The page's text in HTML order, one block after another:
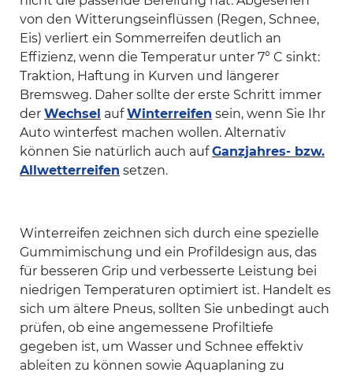
von den Witterungseinflüssen (Regen, Schnee,
Eis) verliert ein Sommerreifen deutlich an
Effizienz, wenn die Temperatur unter 7° C sinkt:
Traktion, Haftung in Kurven und längerer
Bremsweg. Daher sollte der erste Schritt immer
der Wechsel aufWinterreifen sein, wenn Sie Ihr
Auto winterfest machen wollen. Alternativ
können Sie natürlich auch aufGanzjahres- bzw.
Allwetterreifen setzen.
Winterreifen zeichnen sich durch eine spezielle
Gummimischung und ein Profildesign aus, das
für besseren Grip und verbesserte Leistung bei
niedrigen Temperaturen optimiert ist. Handelt es
sich um ältere Pneus, sollten Sie unbedingt auch
prüfen, ob eine angemessene Profiltiefe
gegeben ist, um Wasser und Schnee effektiv
ableiten zu können sowie Aquaplaning zu